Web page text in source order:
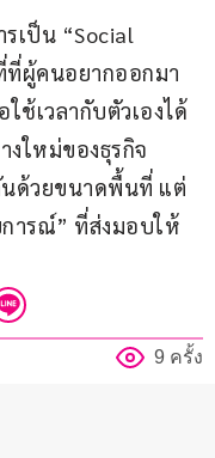
รเป็น “Social
ผู้คนอยากออกมา
ช้เวลากับตัวเองได้
ใหม่ของธุรกิจ
นด้วยขนาดพื้นที่ แต่
ารณ์” ที่ส่งมอบให้
9 ครั้ง